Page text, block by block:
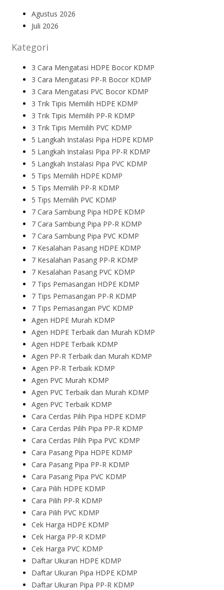
Agustus 2026
Juli 2026
Kategori
3 Cara Mengatasi HDPE Bocor KDMP
3 Cara Mengatasi PP-R Bocor KDMP
3 Cara Mengatasi PVC Bocor KDMP
3 Trik Tipis Memilih HDPE KDMP
3 Trik Tipis Memilih PP-R KDMP
3 Trik Tipis Memilih PVC KDMP
5 Langkah Instalasi Pipa HDPE KDMP
5 Langkah Instalasi Pipa PP-R KDMP
5 Langkah Instalasi Pipa PVC KDMP
5 Tips Memilih HDPE KDMP
5 Tips Memilih PP-R KDMP
5 Tips Memilih PVC KDMP
7 Cara Sambung Pipa HDPE KDMP
7 Cara Sambung Pipa PP-R KDMP
7 Cara Sambung Pipa PVC KDMP
7 Kesalahan Pasang HDPE KDMP
7 Kesalahan Pasang PP-R KDMP
7 Kesalahan Pasang PVC KDMP
7 Tips Pemasangan HDPE KDMP
7 Tips Pemasangan PP-R KDMP
7 Tips Pemasangan PVC KDMP
Agen HDPE Murah KDMP
Agen HDPE Terbaik dan Murah KDMP
Agen HDPE Terbaik KDMP
Agen PP-R Terbaik dan Murah KDMP
Agen PP-R Terbaik KDMP
Agen PVC Murah KDMP
Agen PVC Terbaik dan Murah KDMP
Agen PVC Terbaik KDMP
Cara Cerdas Pilih Pipa HDPE KDMP
Cara Cerdas Pilih Pipa PP-R KDMP
Cara Cerdas Pilih Pipa PVC KDMP
Cara Pasang Pipa HDPE KDMP
Cara Pasang Pipa PP-R KDMP
Cara Pasang Pipa PVC KDMP
Cara Pilih HDPE KDMP
Cara Pilih PP-R KDMP
Cara Pilih PVC KDMP
Cek Harga HDPE KDMP
Cek Harga PP-R KDMP
Cek Harga PVC KDMP
Daftar Ukuran HDPE KDMP
Daftar Ukuran Pipa HDPE KDMP
Daftar Ukuran Pipa PP-R KDMP